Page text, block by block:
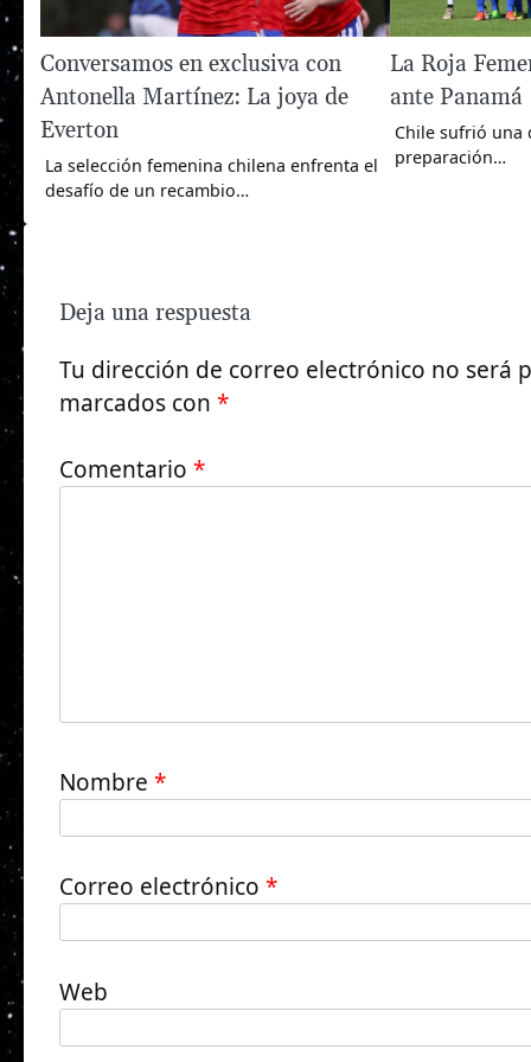
Conversamos en exclusiva con
Antonella Martínez: La joya de
Everton
La selección femenina chilena enfrenta el
desafío de un recambio…
La Roja
ante Panamá
Chile sufrió una
preparación…
Deja una respuesta
Tu dirección de correo electrónico no será
marcados con *
Comentario *
Nombre *
Correo electrónico *
Web